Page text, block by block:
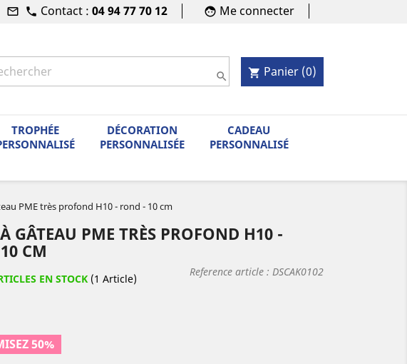
mail_outline phone Contact : 04 94 77 70 12 face Me connecter
 shopping_cart Panier (0)
TROPHÉE
DÉCORATION
PERSONNALISÉE
CADEAU
PERSONNALISÉ
PME très profond H10 - rond - 10 cm
GÂTEAU PME TRÈS PROFOND H10 -
CM
EN STOCK (1 Article)
Reference article : DSCAK0102
50%